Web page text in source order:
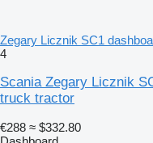
Zegary Licznik SC1
4
Scania Zegary Licznik
truck tractor
€288 ≈ $332.80